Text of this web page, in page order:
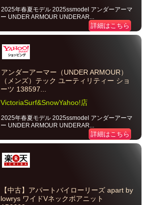
2025年春夏モデル 2025ssmodel アンダーアーマ
ー UNDER ARMOUR UNDERAR...
詳細はこちら
アンダーアーマー（UNDER ARMOUR）
（メンズ）テック ユーティリティー ショ
ーツ 138597...
VictoriaSurf&SnowYahoo!店
2025年春夏モデル 2025ssmodel アンダーアーマ
ー UNDER ARMOUR UNDERAR...
詳細はこちら
【中古】アパートバイローリーズ apart by
lowrys ワイドVネックボアニット